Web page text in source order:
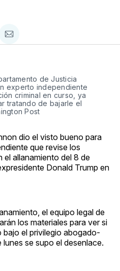
Compartir
via
de Justicia
experto independiente
criminal en curso, ya
tratando de bajarle el
Post
dio el visto bueno para
que revise los
allanamiento del 8 de
Donald Trump en
el equipo legal de
los materiales para ver si
el privilegio abogado-
se supo el desenlace.